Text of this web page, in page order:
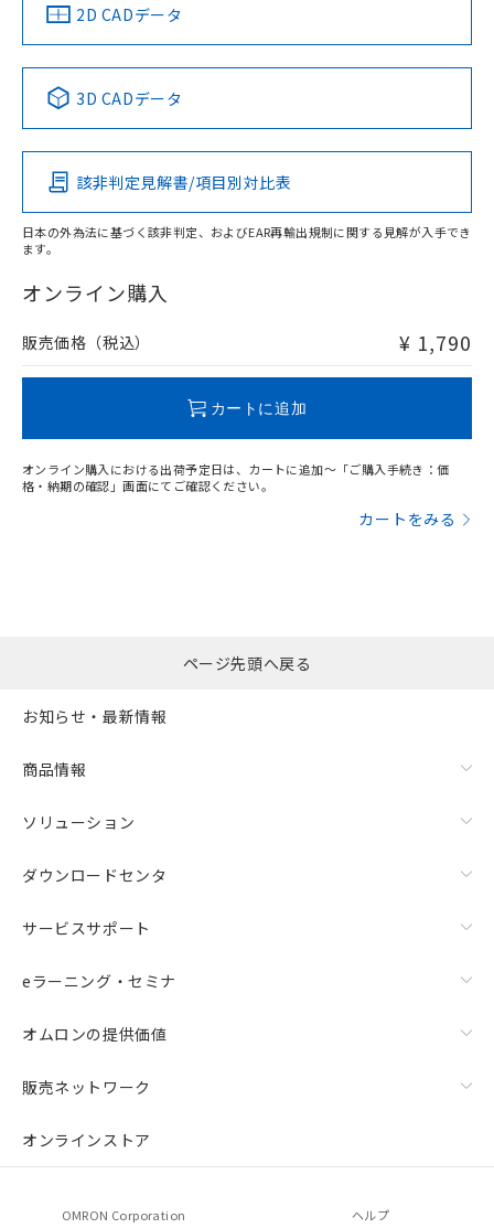
中国 RoHS 注意事項・凡例
Pb Hg Cd Cr(VI)
O
在庫等で未対応品が混在する可能性があります。
問い合わせください。
2D CADデータ
3D CADデータ
該非判定見解書/項目別対比表
日本の外為法に基づく該非判定、およびEAR再輸出規制に関する見解が入手でき
ます。
オンライン購入
販売価格（税込） ¥ 1,790
カートに追加
オンライン購入における出荷予定日は、カートに追加～「ご購入手続き：価
格・納期の確認」画面にてご確認ください。
カートをみる
ページ先頭へ戻る
お知らせ・最新情報
商品情報
ソリューション
ダウンロードセンタ
サービスサポート
eラーニング・セミナ
オムロンの提供価値
販売ネットワーク
オンラインストア
OMRON Corporation ヘルプ